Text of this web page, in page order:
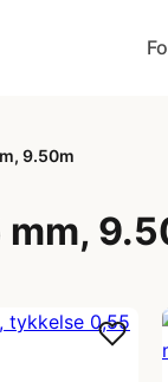
9.50m